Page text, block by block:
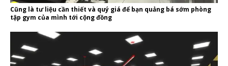
Cũng là tư liệu cần thiết và quý giá để bạn quảng bá sớm phòng
tập gym của mình tới cộng đồng